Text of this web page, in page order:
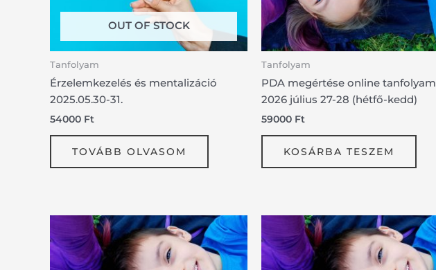
OUT OF STOCK
Tanfolyam
Érzelemkezelés és mentalizáció
2025.05.30-31.
54000 Ft
TOVÁBB OLVASOM
Tanfolyam
PDA megértése online tanfolyam
2026 július 27-28 (hétfő-kedd)
59000 Ft
KOSÁRBA TESZEM